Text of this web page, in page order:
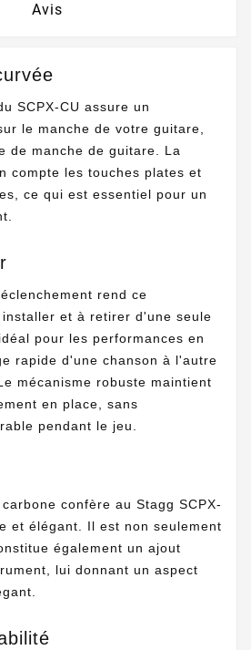
Avis
SCPX-CU assure un
le manche de votre guitare,
de manche de guitare. La
compte les touches plates et
ce qui est essentiel pour un
rend ce
et à retirer d'une seule
pour les performances en
rapide d'une chanson à l'autre
mécanisme robuste maintient
en place, sans
pendant le jeu.
confère au Stagg SCPX-
et élégant. Il est non seulement
également un ajout
lui donnant un aspect